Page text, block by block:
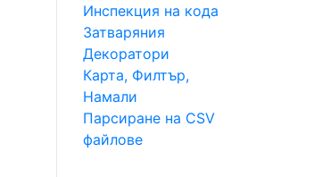
Инспекция на кода
Затваряния
Декоратори
Карта, Филтър,
Намали
Парсиране на CSV
файлове